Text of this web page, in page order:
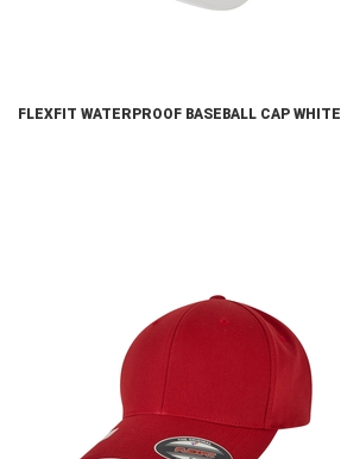
FLEXFIT WATERPROOF BASEBALL CAP WHITE